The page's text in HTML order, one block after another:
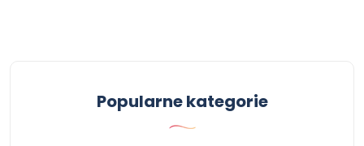
Popularne kategorie